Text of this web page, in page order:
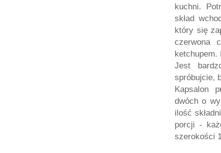
kuchni.
skład
który się
czerwona
Jest
spróbujcie,
Kapsalon
dwóch o
ilość
porcji -
szerokości